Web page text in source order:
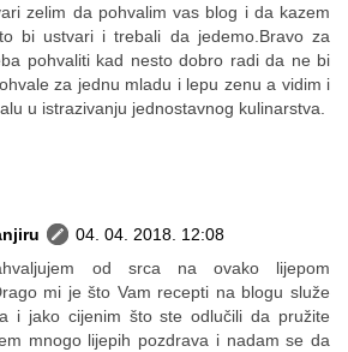
zelim da pohvalim vas blog i da kazem
bi ustvari i trebali da jedemo.Bravo za
pohvaliti kad nesto dobro radi da ne bi
za jednu mladu i lepu zenu a vidim i
u istrazivanju jednostavnog kulinarstva.
04. 04. 2018. 12:08
od srca na ovako lijepom
mi je što Vam recepti na blogu služe
i jako cijenim što ste odlučili da pružite
mnogo lijepih pozdrava i nadam se da